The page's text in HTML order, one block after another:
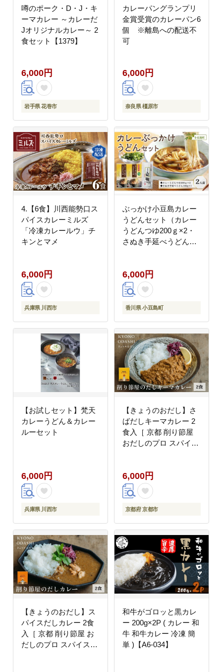
噂のポーク・D・J・キ
ーマカレー ～カレーだ
Jオリジナルカレー～ 2
食セット【1379】
6,000円
岩手県 花巻市
カレーパングランプリ
金賞受賞のカレーパン6
個 ※離島への配送不
可
6,000円
奈良県 橿原市
4.【6食】川西能勢口ス
パイスカレーミルズ
「冷凍カレールウ」チ
キンとマメ
6,000円
兵庫県 川西市
ぶっかけ小豆島カレー
うどんセット（カレー
うどんつゆ200ｇ×2・
さぬき手延べうどん
6,000円
香川県 小豆島町
【お試しセット】梵天
カレーうどん＆カレー
ルーセット
6,000円
兵庫県 川西市
【きょうのおだし】さ
ばだしキーマカレー 2
食入［ 京都 削り節屋
おだしのプロ スパイス
フト プレゼント お取り
寄せ 通販 送料無料 ふ
るさと納税 ］
6,000円
京都府 京都市
【きょうのおだし】ス
パイスだしカレー 2食
入［ 京都 削り節屋 お
だしのプロ スパイスカ
和牛がゴロッと黒カレ
ー 200g×2P ( カレー 和
牛 和牛カレー 冷凍 簡
単 )【A6-034】